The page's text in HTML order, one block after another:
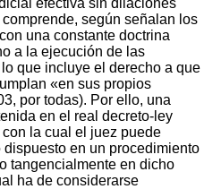
según señalan los
una constante doctrina
a la ejecución de las
que incluye el derecho a que
«en sus propios
por todas). Por ello, una
en el real decreto-ley
la cual el juez puede
en un procedimiento
tangencialmente en dicho
ha de considerarse